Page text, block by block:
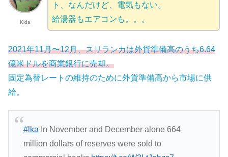
Kida
ト、なんだけど、電気もない。
給湯器もエアコンも。。。
2021年11月〜12月、スリランカは外貨準備高のうち6.64
億米ドルを商業銀行に売却。
固定為替レートの維持のために外貨準備高から市場に供
給。
#lka In November and December alone 664
million dollars of reserves were sold to